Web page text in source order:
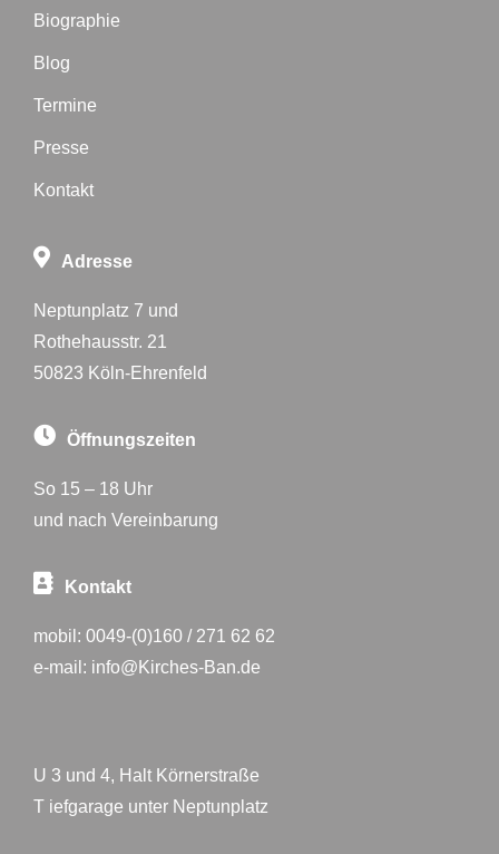
Biographie
Blog
Termine
Presse
Kontakt
Adresse
Neptunplatz 7 und
Rothehausstr. 21
50823 Köln-Ehrenfeld
Öffnungszeiten
So 15 – 18 Uhr
und nach Vereinbarung
Kontakt
mobil: 0049-(0)160 / 271 62 62
e-mail: info@Kirches-Ban.de
U 3 und 4, Halt Körnerstraße
T iefgarage unter Neptunplatz